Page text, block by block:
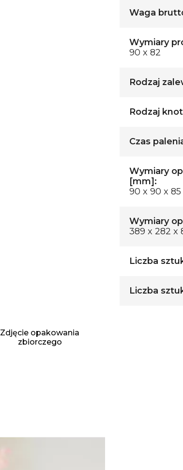
Waga
Wymiary
90 x 82
Rodzaj
Rodzaj
Czas
Wymiary
[mm]:
90 x 90 x 85
Wymiary
389 x 282 x
Liczba
Liczba
Zdjęcie opakowania
zbiorczego